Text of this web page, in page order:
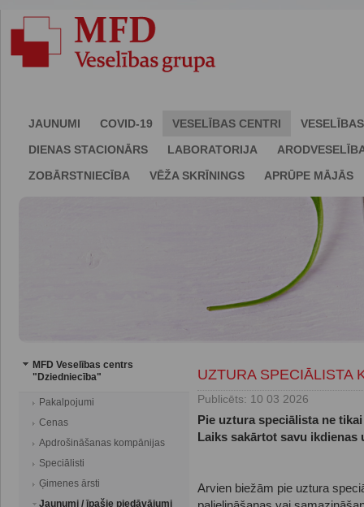
JAUNUMI COVID-19 VESELĪBAS CENTRI
DIENAS STACIONĀRS
LABORATORIJA
ZOBĀRSTNIECĪBA
VĒŽA SKRĪNINGS APRŪPE MĀJĀS
MFD Veselības centrs
"Dziedniecība"
Pakalpojumi
Cenas
Apdrošināšanas kompānijas
Speciālisti
Ģimenes ārsti
Jaunumi / īpašie piedāvājumi
UZTURA SPECIĀLISTA
Publicēts: 10 03 2026
Pie uztura speciālista ne
Laiks sakārtot savu ikdienas
Arvien biežām pie uztura